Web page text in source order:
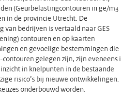
(Geurbelastingcontouren in ge/m3
in de provincie Utrecht. De
van bedrijven is vertaald naar GES
contouren en op kaarten
en gevoelige bestemmingen die
contouren gelegen zijn, zijn eveneens
in knelpunten in de bestaande
risico’s bij nieuwe ontwikkelingen.
onderbouwd worden.